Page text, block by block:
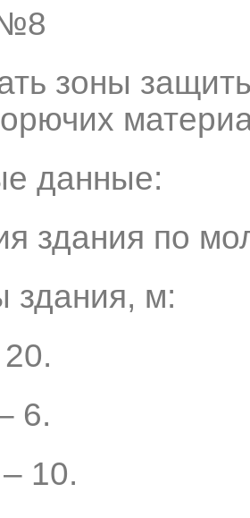
зоны
данные:
здания по
здания, м:
6.
10.